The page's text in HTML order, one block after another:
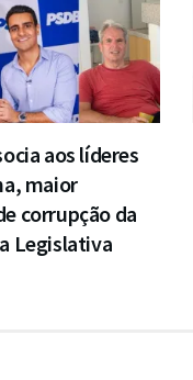
aos líderes
maior
corrupção da
Legislativa